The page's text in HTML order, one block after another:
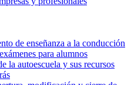
de enseñanza a la conducción
para alumnos
la autoescuela y sus recursos